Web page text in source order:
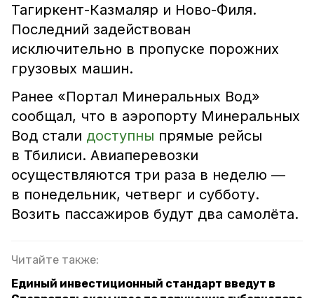
Тагиркент-Казмаляр и Ново-Филя.
Последний задействован
исключительно в пропуске порожних
грузовых машин.
Ранее «Портал Минеральных Вод»
сообщал, что в аэропорту Минеральных
Вод стали доступны прямые рейсы
в Тбилиси. Авиаперевозки
осуществляются три раза в неделю —
в понедельник, четверг и субботу.
Возить пассажиров будут два самолёта.
Читайте также:
Единый инвестиционный стандарт введут в